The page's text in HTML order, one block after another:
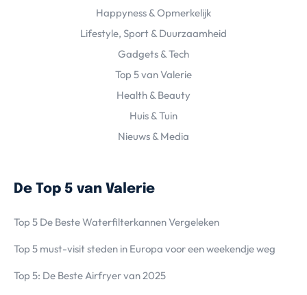
Happyness & Opmerkelijk
Lifestyle, Sport & Duurzaamheid
Gadgets & Tech
Top 5 van Valerie
Health & Beauty
Huis & Tuin
Nieuws & Media
De Top 5 van Valerie
Top 5 De Beste Waterfilterkannen Vergeleken
Top 5 must-visit steden in Europa voor een weekendje weg
Top 5: De Beste Airfryer van 2025